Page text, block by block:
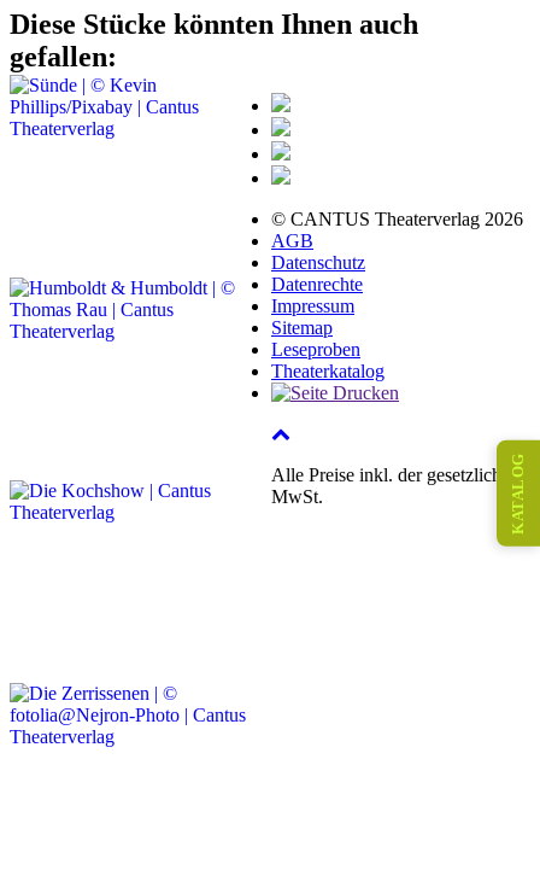
Diese Stücke könnten Ihnen auch
gefallen:
© CANTUS Theaterverlag 2026
AGB
Datenschutz
Datenrechte
Impressum
Sitemap
Leseproben
Theaterkatalog
Alle Preise inkl. der gesetzlichen
MwSt.
KATALOG